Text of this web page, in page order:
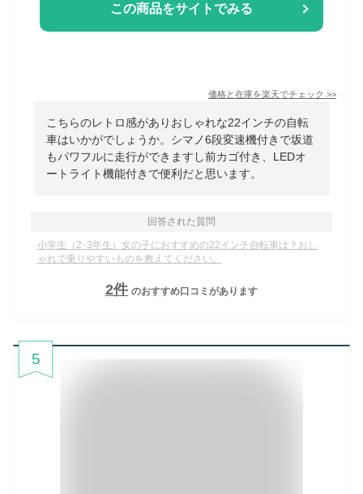
この商品をサイトでみる
価格と在庫を楽天でチェック >>
こちらのレトロ感がありおしゃれな22インチの自転
車はいかがでしょうか。シマノ6段変速機付きで坂道
もパワフルに走行ができますし前カゴ付き、LEDオ
ートライト機能付きで便利だと思います。
回答された質問
小学生（2･3年生）女の子におすすめの22インチ自転車は？おし
ゃれで乗りやすいものを教えてください。
2件 のおすすめ口コミがあります
5